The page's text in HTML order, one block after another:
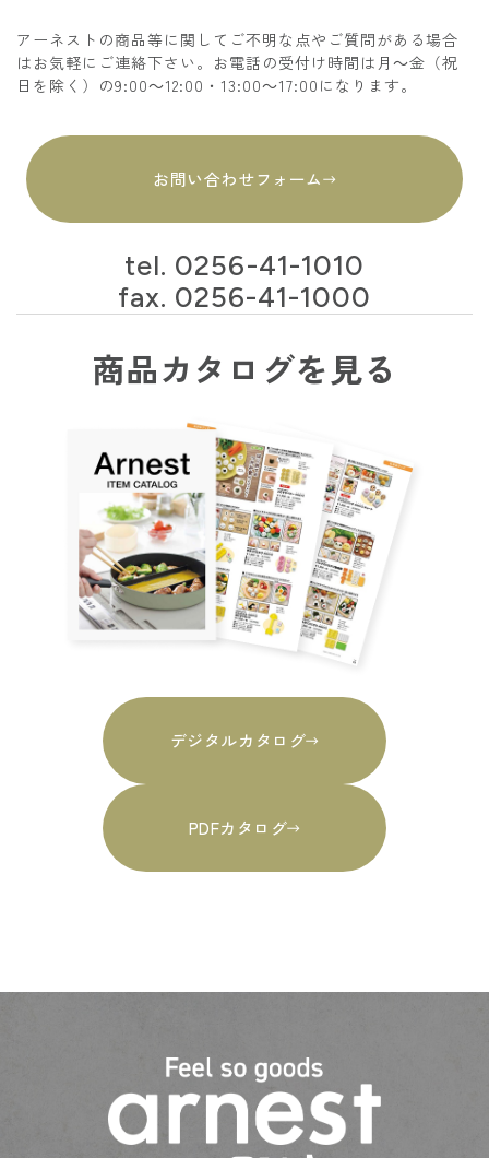
アーネストの商品等に関してご不明な点やご質問がある場合
はお気軽にご連絡下さい。お電話の受付け時間は月～金（祝
日を除く）の9:00～12:00・13:00～17:00になります。
お問い合わせフォーム
tel. 0256-41-1010
fax. 0256-41-1000
商品カタログを見る
デジタルカタログ
PDFカタログ